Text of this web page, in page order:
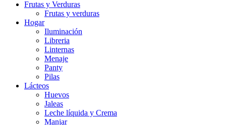
Frutas y Verduras
Frutas y verduras
Hogar
Iluminación
Libreria
Linternas
Menaje
Panty
Pilas
Lácteos
Huevos
Jaleas
Leche líquida y Crema
Manjar